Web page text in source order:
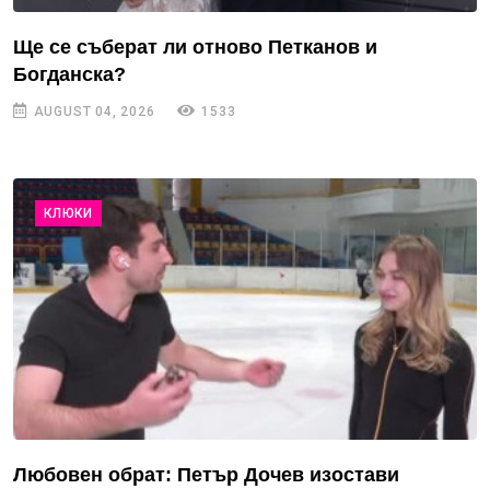
Ще се съберат ли отново Петканов и
Богданска?
AUGUST 04, 2026 1533
КЛЮКИ
Любовен обрат: Петър Дочев изостави